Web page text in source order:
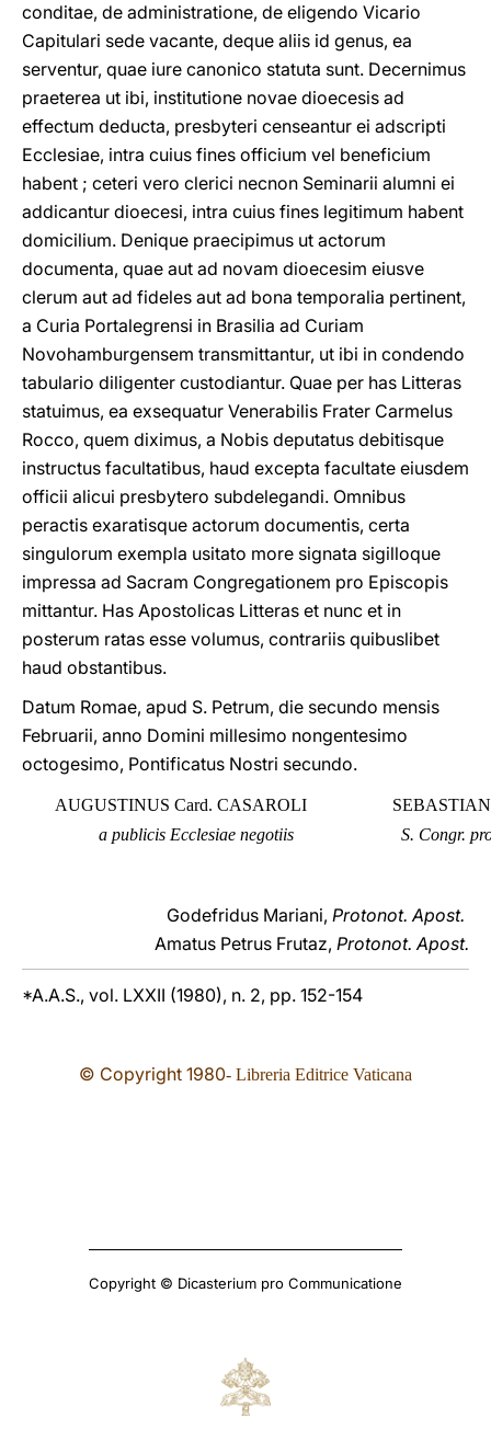
conditae, de administratione, de eligendo Vicario
Capitulari sede vacante, deque aliis id genus, ea
serventur, quae iure canonico statuta sunt. Decernimus
praeterea ut ibi, institutione novae dioecesis ad
effectum deducta, presbyteri censeantur ei adscripti
Ecclesiae, intra cuius fines officium vel beneficium
habent ; ceteri vero clerici necnon Seminarii alumni ei
addicantur dioecesi, intra cuius fines legitimum habent
domicilium. Denique praecipimus ut actorum
documenta, quae aut ad novam dioecesim eiusve
clerum aut ad fideles aut ad bona temporalia pertinent,
a Curia Portalegrensi in Brasilia ad Curiam
Novohamburgensem transmittantur, ut ibi in condendo
tabulario diligenter custodiantur. Quae per has Litteras
statuimus, ea exsequatur Venerabilis Frater Carmelus
Rocco, quem diximus, a Nobis deputatus debitisque
instructus facultatibus, haud excepta facultate eiusdem
officii alicui presbytero subdelegandi. Omnibus
peractis exaratisque actorum documentis, certa
singulorum exempla usitato more signata sigilloque
impressa ad Sacram Congregationem pro Episcopis
mittantur. Has Apostolicas Litteras et nunc et in
posterum ratas esse volumus, contrariis quibuslibet
haud obstantibus.
Datum Romae, apud S. Petrum, die secundo mensis
Februarii, anno Domini millesimo nongentesimo
octogesimo, Pontificatus Nostri secundo.
AUGUSTINUS Card. CASAROLI
a publicis Ecclesiae negotiis
S. Congr.
Godefridus Mariani, Protonot. Apost.
Amatus Petrus Frutaz, Protonot. Apost.
*A.A.S., vol. LXXII (1980), n. 2, pp. 152-154
© Copyright 1980- Libreria Editrice Vaticana
Copyright © Dicasterium pro Communicatione